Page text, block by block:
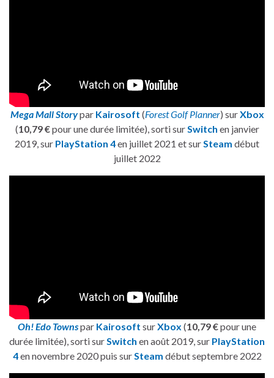
Mega Mall Storypar Kairosoft (Forest Golf Planner) surXbox
(10,79 €pour une durée limitée), sorti sur Switch en janvier
2019, sur PlayStation 4en juillet 2021 et sur Steam début
juillet 2022
Oh! Edo Townspar Kairosoft surXbox (10,79 €pour une
durée limitée), sorti surSwitch en août 2019, sur PlayStation
4en novembre 2020 puis surSteam début septembre 2022